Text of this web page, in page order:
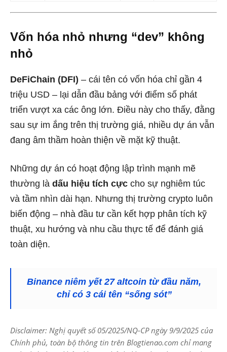
Vốn hóa nhỏ nhưng “dev” không
nhỏ
DeFiChain (DFI) – cái tên có vốn hóa chỉ gần 4
triệu USD – lại dẫn đầu bảng với điểm số phát
triển vượt xa các ông lớn. Điều này cho thấy, đằng
sau sự im ắng trên thị trường giá, nhiều dự án vẫn
đang âm thầm hoàn thiện về mặt kỹ thuật.
Những dự án có hoạt động lập trình mạnh mẽ
thường là dấu hiệu tích cực cho sự nghiêm túc
và tầm nhìn dài hạn. Nhưng thị trường crypto luôn
biến động – nhà đầu tư cần kết hợp phân tích kỹ
thuật, xu hướng và nhu cầu thực tế để đánh giá
toàn diện.
Binance niêm yết 27 altcoin từ đầu năm,
chỉ có 3 cái tên “sống sót”
Disclaimer: Nghị quyết số 05/2025/NQ-CP ngày 9/9/2025 của
Chính phủ, toàn bộ thông tin trên Blogtienao.com chỉ mang